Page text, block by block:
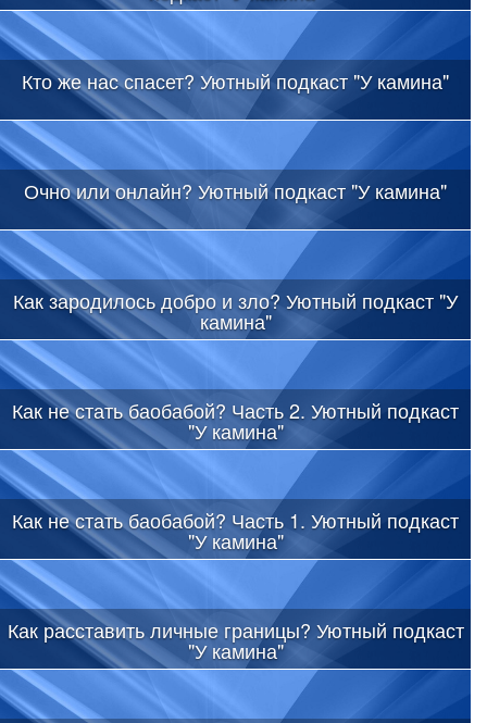
Кто же нас спасет? Уютный подкаст "У камина"
Очно или онлайн? Уютный подкаст "У камина"
Как зародилось добро и зло? Уютный подкаст "У
камина"
Как не стать баобабой? Часть 2. Уютный подкаст
"У камина"
Как не стать баобабой? Часть 1. Уютный подкаст
"У камина"
Как расставить личные границы? Уютный подкаст
"У камина"